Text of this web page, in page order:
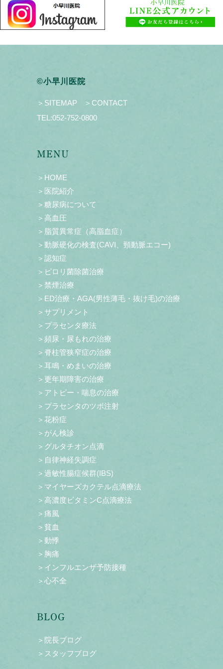
©小早川医院
＞SITEMAP
＞CONTACT
TEL:052-752-0800
MENU
＞HOME
＞医院紹介
＞糖尿病について
＞高血圧
＞脂質異常症（高脂血症）
＞動脈硬化の検査(CAVI、頸動脈エコー)
＞認知症
＞ピロリ菌除菌治療
＞禁煙治療
＞ED治療・AGA(男性薄毛・抜け毛)の治療
＞サプリメント
＞プラセンタ療法
＞頻尿・尿もれの治療
＞脊柱管狭窄症の治療
＞耳鳴・めまいの治療
＞更年期障害の治療
＞アトピー・喘息の治療
＞プラセンタのツボ注射
＞花粉症
＞がん検診
＞グルタチオン点滴
＞自律神経失調症
＞過敏性腸症候群(IBS)
＞マイヤーズカクテル点滴療法
＞高濃度ビタミンC点滴療法
＞痛風
＞貧血
＞動悸
＞胸痛
＞インフルエンザ予防接種
＞心不全
BLOG
＞院長ブログ
＞スタッフブログ